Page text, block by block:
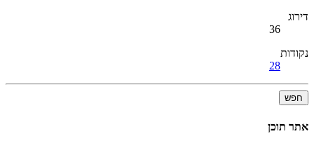
דירוג
36
נקודות
28
חפש
אתר תוכן